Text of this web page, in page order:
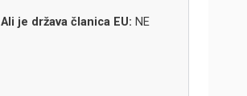
Ali je država članica EU:NE